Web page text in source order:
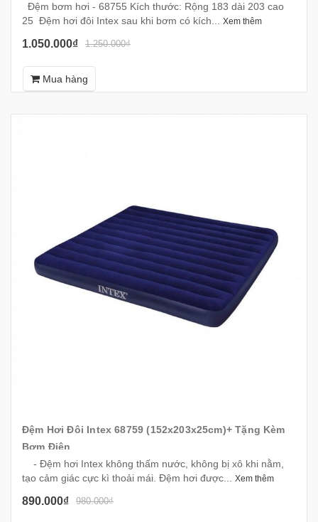
Đệm bơm hơi - 68755 Kích thước: Rộng 183 dài 203 cao
25 Đệm hơi đôi Intex sau khi bơm có kích... Xem thêm
1.050.000₫ 1.250.000₫
Mua hàng
Đệm Hơi Đôi Intex 68759 (152x203x25cm)+ Tặng Kèm
Bơm Điện
- Đệm hơi Intex không thấm nước, không bị xô khi nằm,
tạo cảm giác cực kì thoải mái. Đệm hơi được... Xem thêm
890.000₫ 980.000₫